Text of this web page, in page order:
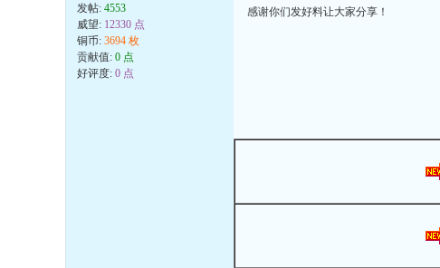
发帖: 4553
威望: 12330 点
铜币: 3694 枚
贡献值: 0 点
好评度: 0 点
感谢你们发好料让大家分享！